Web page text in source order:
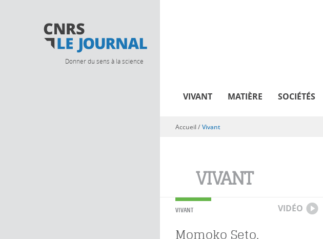
Donner du sens à la science
VIVANT MATIÈRE SOCIÉTÉS
Vous êtes ici
Accueil/Vivant
VIVANT
VIVANT VIDÉO
Momoko Seto,